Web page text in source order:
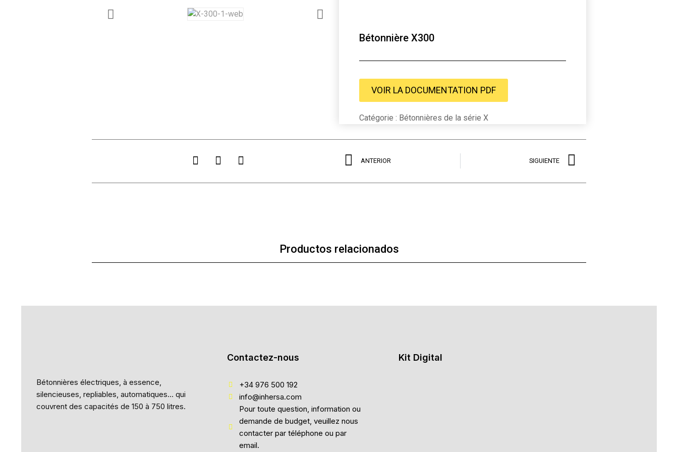
Bétonnière X300
VOIR LA DOCUMENTATION PDF
Catégorie : Bétonnières de la série X
ANTERIOR SIGUIENTE
Productos relacionados
Bétonnières électriques, à essence,
silencieuses, repliables, automatiques… qui
couvrent des capacités de 150 à 750 litres.
Contactez-nous
+34 976 500 192
info@inhersa.com
Pour toute question, information ou
demande de budget, veuillez nous
contacter par téléphone ou par
email.
Kit Digital